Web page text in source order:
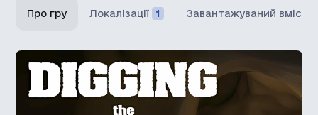
Про гру Локалізації 1 Завантажуваний вміст